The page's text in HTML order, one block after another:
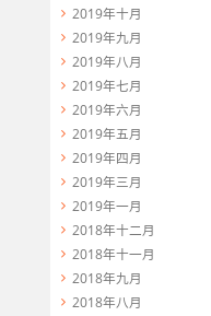
2019年十月
2019年九月
2019年八月
2019年七月
2019年六月
2019年五月
2019年四月
2019年三月
2019年一月
2018年十二月
2018年十一月
2018年九月
2018年八月